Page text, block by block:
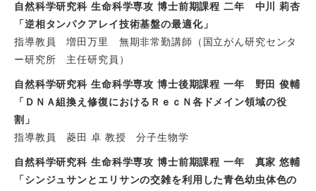
自然科学研究科 生命科学専攻 博士前期課程 二年 中川 莉杏
「逆相タンパクアレイ技術基盤の最適化」
指導教員 増田万里 無期非常勤講師（国立がん研究センタ
ー研究所 主任研究員）
自然科学研究科 生命科学専攻 博士後期課程 一年 野田 俊輔
「ＤＮＡ組換え修復におけるＲｅｃＮ各ドメイン領域の役
割」
指導教員 菱田 卓 教授 分子生物学
自然科学研究科 生命科学専攻 博士前期課程 一年 真家 悠輔
「シンジュサンとエリサンの交雑を利用した青色幼虫体色の